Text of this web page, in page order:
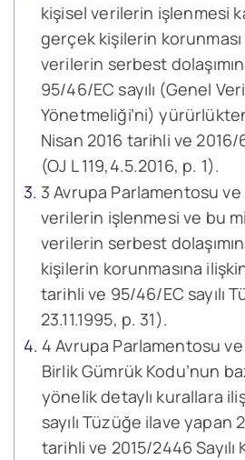
kişisel verilerin işlenmesi
gerçek kişilerin
verilerin serbest
95/46/EC sayılı (Genel
Yönetmeliği’ni)
Nisan 2016 tarihli ve 2016/
(OJ L 119,4.5.2016, p. 1).
3 Avrupa Parlamentosu ve
verilerin işlenmesi ve bu
verilerin serbest
kişilerin korunmasına
tarihli ve 95/46/EC sayılı
23.11.1995, p. 31).
4 Avrupa Parlamentosu ve
Birlik Gümrük Kodu’nun
yönelik detaylı kurallara
sayılı Tüzüğe ilave yapan
tarihli ve 2015/2446 Sayılı